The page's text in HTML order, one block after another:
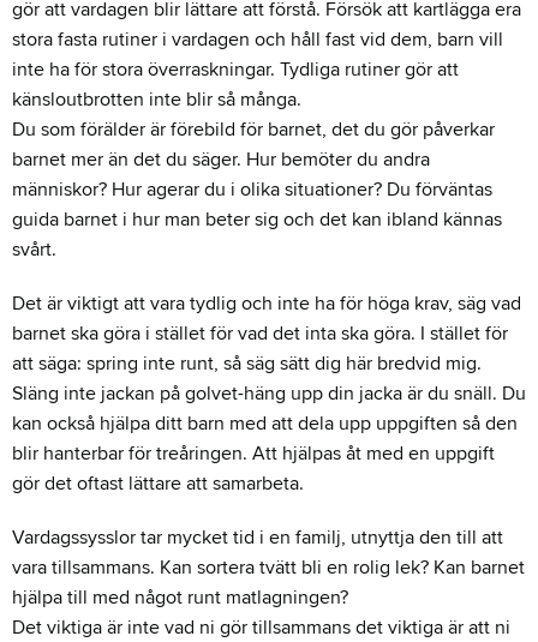
gör att vardagen blir lättare att förstå. Försök att kartlägga era
stora fasta rutiner i vardagen och håll fast vid dem, barn vill
inte ha för stora överraskningar. Tydliga rutiner gör att
känsloutbrotten inte blir så många.
Du som förälder är förebild för barnet, det du gör påverkar
barnet mer än det du säger. Hur bemöter du andra
människor? Hur agerar du i olika situationer? Du förväntas
guida barnet i hur man beter sig och det kan ibland kännas
svårt.
Det är viktigt att vara tydlig och inte ha för höga krav, säg vad
barnet ska göra i stället för vad det inta ska göra. I stället för
att säga: spring inte runt, så säg sätt dig här bredvid mig.
Släng inte jackan på golvet-häng upp din jacka är du snäll. Du
kan också hjälpa ditt barn med att dela upp uppgiften så den
blir hanterbar för treåringen. Att hjälpas åt med en uppgift
gör det oftast lättare att samarbeta.
Vardagssysslor tar mycket tid i en familj, utnyttja den till att
vara tillsammans. Kan sortera tvätt bli en rolig lek? Kan barnet
hjälpa till med något runt matlagningen?
Det viktiga är inte vad ni gör tillsammans det viktiga är att ni